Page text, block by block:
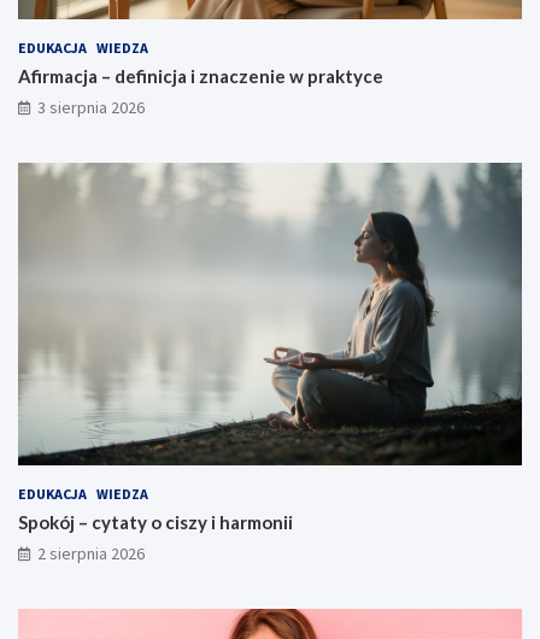
EDUKACJA WIEDZA
Afirmacja – definicja i znaczenie w praktyce
3 sierpnia 2026
EDUKACJA WIEDZA
Spokój – cytaty o ciszy i harmonii
2 sierpnia 2026